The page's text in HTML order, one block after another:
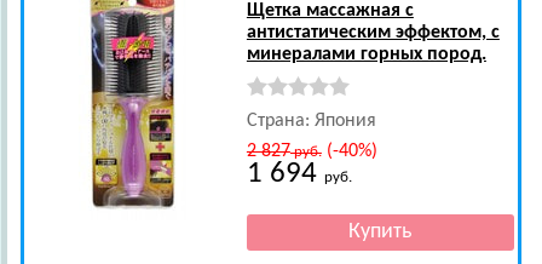
Щетка массажная с
антистатическим эффектом, с
минералами горных пород.
Страна: Япония
2 827руб.(-40%)
1 694 руб.